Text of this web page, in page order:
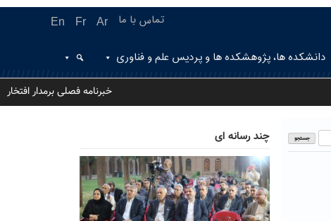
En Fr Ar تماس با ما
دانشکده ها، پژوهشکده ها و پردیس علم و فناوری
خبرنامه فصلی برمدار افتخار
چند رسانه ای